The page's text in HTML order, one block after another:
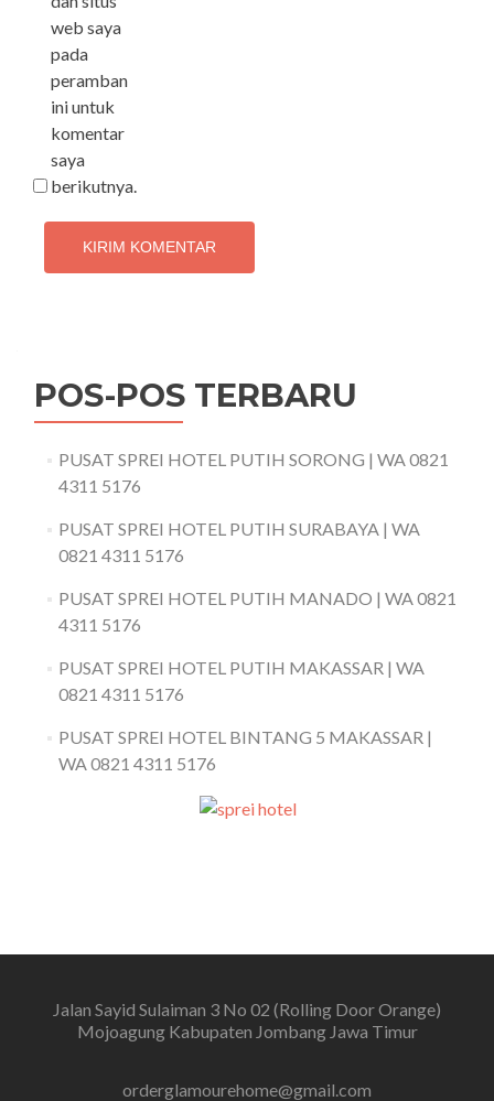
web saya
pada
peramban
ini untuk
komentar
saya
berikutnya.
POS-POS TERBARU
PUSAT SPREI HOTEL PUTIH SORONG | WA 0821
4311 5176
PUSAT SPREI HOTEL PUTIH SURABAYA | WA
0821 4311 5176
PUSAT SPREI HOTEL PUTIH MANADO | WA 0821
4311 5176
PUSAT SPREI HOTEL PUTIH MAKASSAR | WA
0821 4311 5176
PUSAT SPREI HOTEL BINTANG 5 MAKASSAR |
WA 0821 4311 5176
Jalan Sayid Sulaiman 3 No 02 (Rolling Door Orange)
Mojoagung Kabupaten Jombang Jawa Timur
orderglamourehome@gmail.com